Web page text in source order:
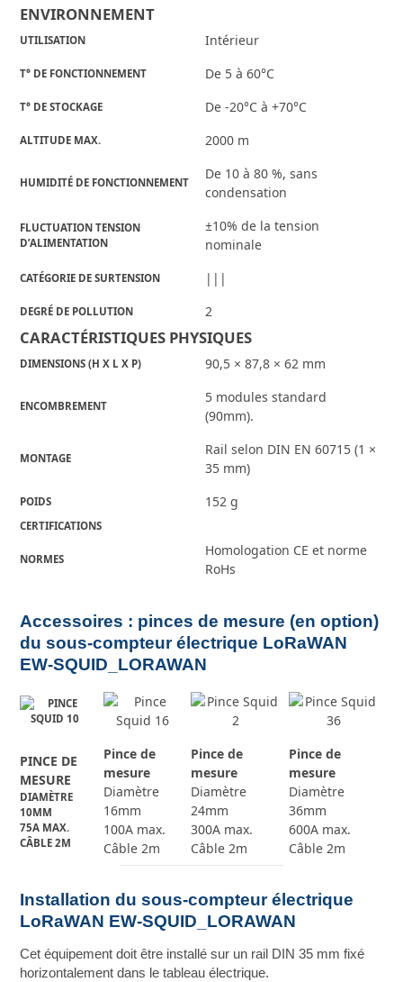
ENVIRONNEMENT
UTILISATION Intérieur
T° DE FONCTIONNEMENT De 5 à 60°C
T° DE STOCKAGE De -20°C à +70°C
ALTITUDE MAX. 2000 m
HUMIDITÉ DE FONCTIONNEMENT
De 10 à 80 %, sans
condensation
FLUCTUATION TENSION
D’ALIMENTATION
±10% de la tension
nominale
CATÉGORIE DE SURTENSION |||
DEGRÉ DE POLLUTION 2
CARACTÉRISTIQUES PHYSIQUES
DIMENSIONS (H X L X P) 90,5 × 87,8 × 62 mm
ENCOMBREMENT
5 modules standard
(90mm).
MONTAGE
Rail selon DIN EN 60715 (1 ×
35 mm)
POIDS 152 g
CERTIFICATIONS
NORMES
Homologation CE et norme
RoHs
Accessoires : pinces de mesure (en option)
du sous-compteur électrique LoRaWAN
EW-SQUID_LORAWAN
PINCE DE
MESURE
DIAMÈTRE
10MM
75A MAX.
CÂBLE 2M
Pince de
mesure
Diamètre
16mm
100A max.
Câble 2m
Pince de
mesure
Diamètre
24mm
300A max.
Câble 2m
Pince de
mesure
Diamètre
36mm
600A max.
Câble 2m
Installation du sous-compteur électrique
LoRaWAN EW-SQUID_LORAWAN
Cet équipement doit être installé sur un rail DIN 35 mm fixé
horizontalement dans le tableau électrique.